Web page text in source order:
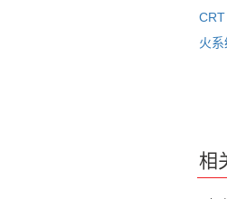
CRT
火系
相